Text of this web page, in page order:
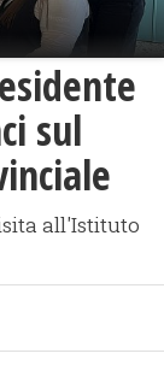
sul
all'Istituto